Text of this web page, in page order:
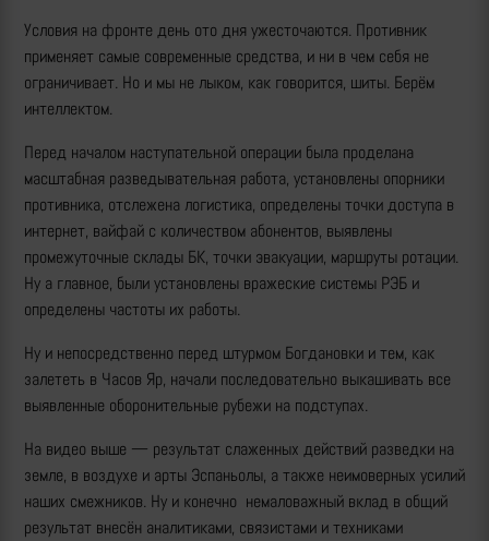
Условия на фронте день ото дня ужесточаются. Противник
применяет самые современные средства, и ни в чем себя не
ограничивает. Но и мы не лыком, как говорится, шиты. Берём
интеллектом.
Перед началом наступательной операции была проделана
масштабная разведывательная работа, установлены опорники
противника, отслежена логистика, определены точки доступа в
интернет, вайфай с количеством абонентов, выявлены
промежуточные склады БК, точки эвакуации, маршруты ротации.
Ну а главное, были установлены вражеские системы РЭБ и
определены частоты их работы.
Ну и непосредственно перед штурмом Богдановки и тем, как
залететь в Часов Яр, начали последовательно выкашивать все
выявленные оборонительные рубежи на подступах.
На видео выше — результат слаженных действий разведки на
земле, в воздухе и арты Эспаньолы, а также неимоверных усилий
наших смежников. Ну и конечно немаловажный вклад в общий
результат внесён аналитиками, связистами и техниками